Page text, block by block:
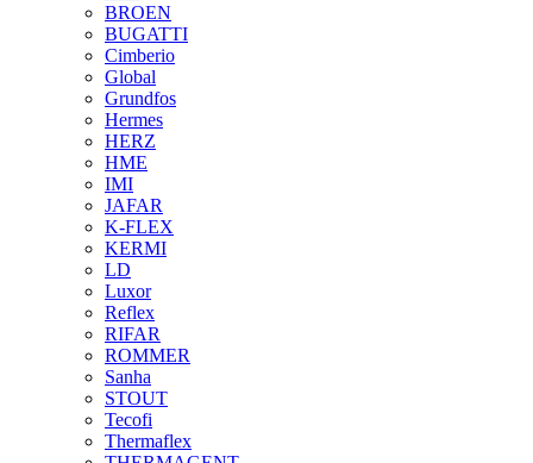
BROEN
BUGATTI
Cimberio
Global
Grundfos
Hermes
HERZ
HME
IMI
JAFAR
K-FLEX
KERMI
LD
Luxor
Reflex
RIFAR
ROMMER
Sanha
STOUT
Tecofi
Thermaflex